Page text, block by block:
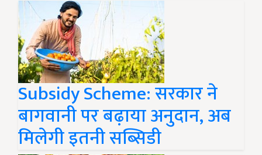
Subsidy Scheme: सरकार ने
बागवानी पर बढ़ाया अनुदान, अब
मिलेगी इतनी सब्सिडी